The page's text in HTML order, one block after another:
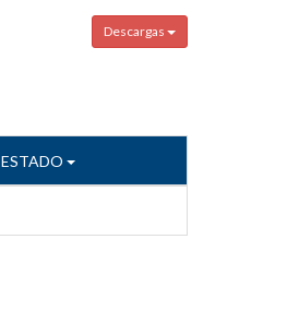
Descargas
ESTADO